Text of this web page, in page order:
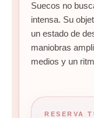
Suecos no
intensa. Su
un estado de
maniobras
medios y un
RESERVA